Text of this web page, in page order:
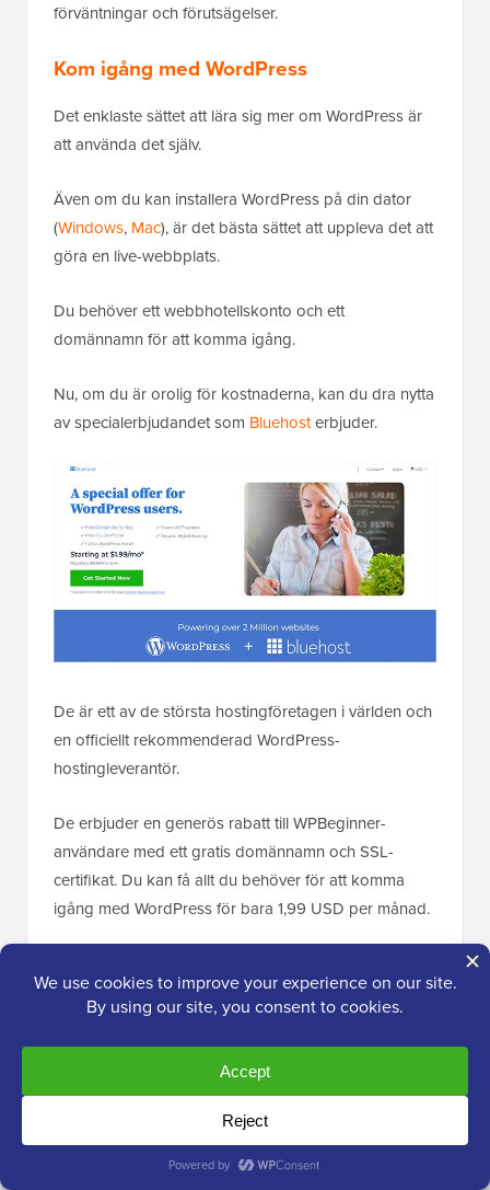
förväntningar och förutsägelser.
Kom igång med WordPress
Det enklaste sättet att lära sig mer om WordPress är
att använda det själv.
Även om du kan installera WordPress på din dator
(Windows, Mac), är det bästa sättet att uppleva det att
göra en live-webbplats.
Du behöver ett webbhotellskonto och ett
domännamn för att komma igång.
Nu, om du är orolig för kostnaderna, kan du dra nytta
av specialerbjudandet som Bluehosterbjuder.
De är ett av de största hostingföretagen i världen och
en officiellt rekommenderad WordPress-
hostingleverantör.
De erbjuder en generös rabatt till WPBeginner-
användare med ett gratis domännamn och SSL-
certifikat. Du kan få allt du behöver för att komma
igång med WordPress för bara 1,99 USD per månad.
→ Klicka här för att hämta detta
exklusiva Bluehost-erbjudande ←
Bortsett från Bluehost kan du även använda andra
hosting-leverantörer somHostingerellerSiteGround,
vilket gör det enkelt att komma igång.
För mer information, se vår kompletta guide om